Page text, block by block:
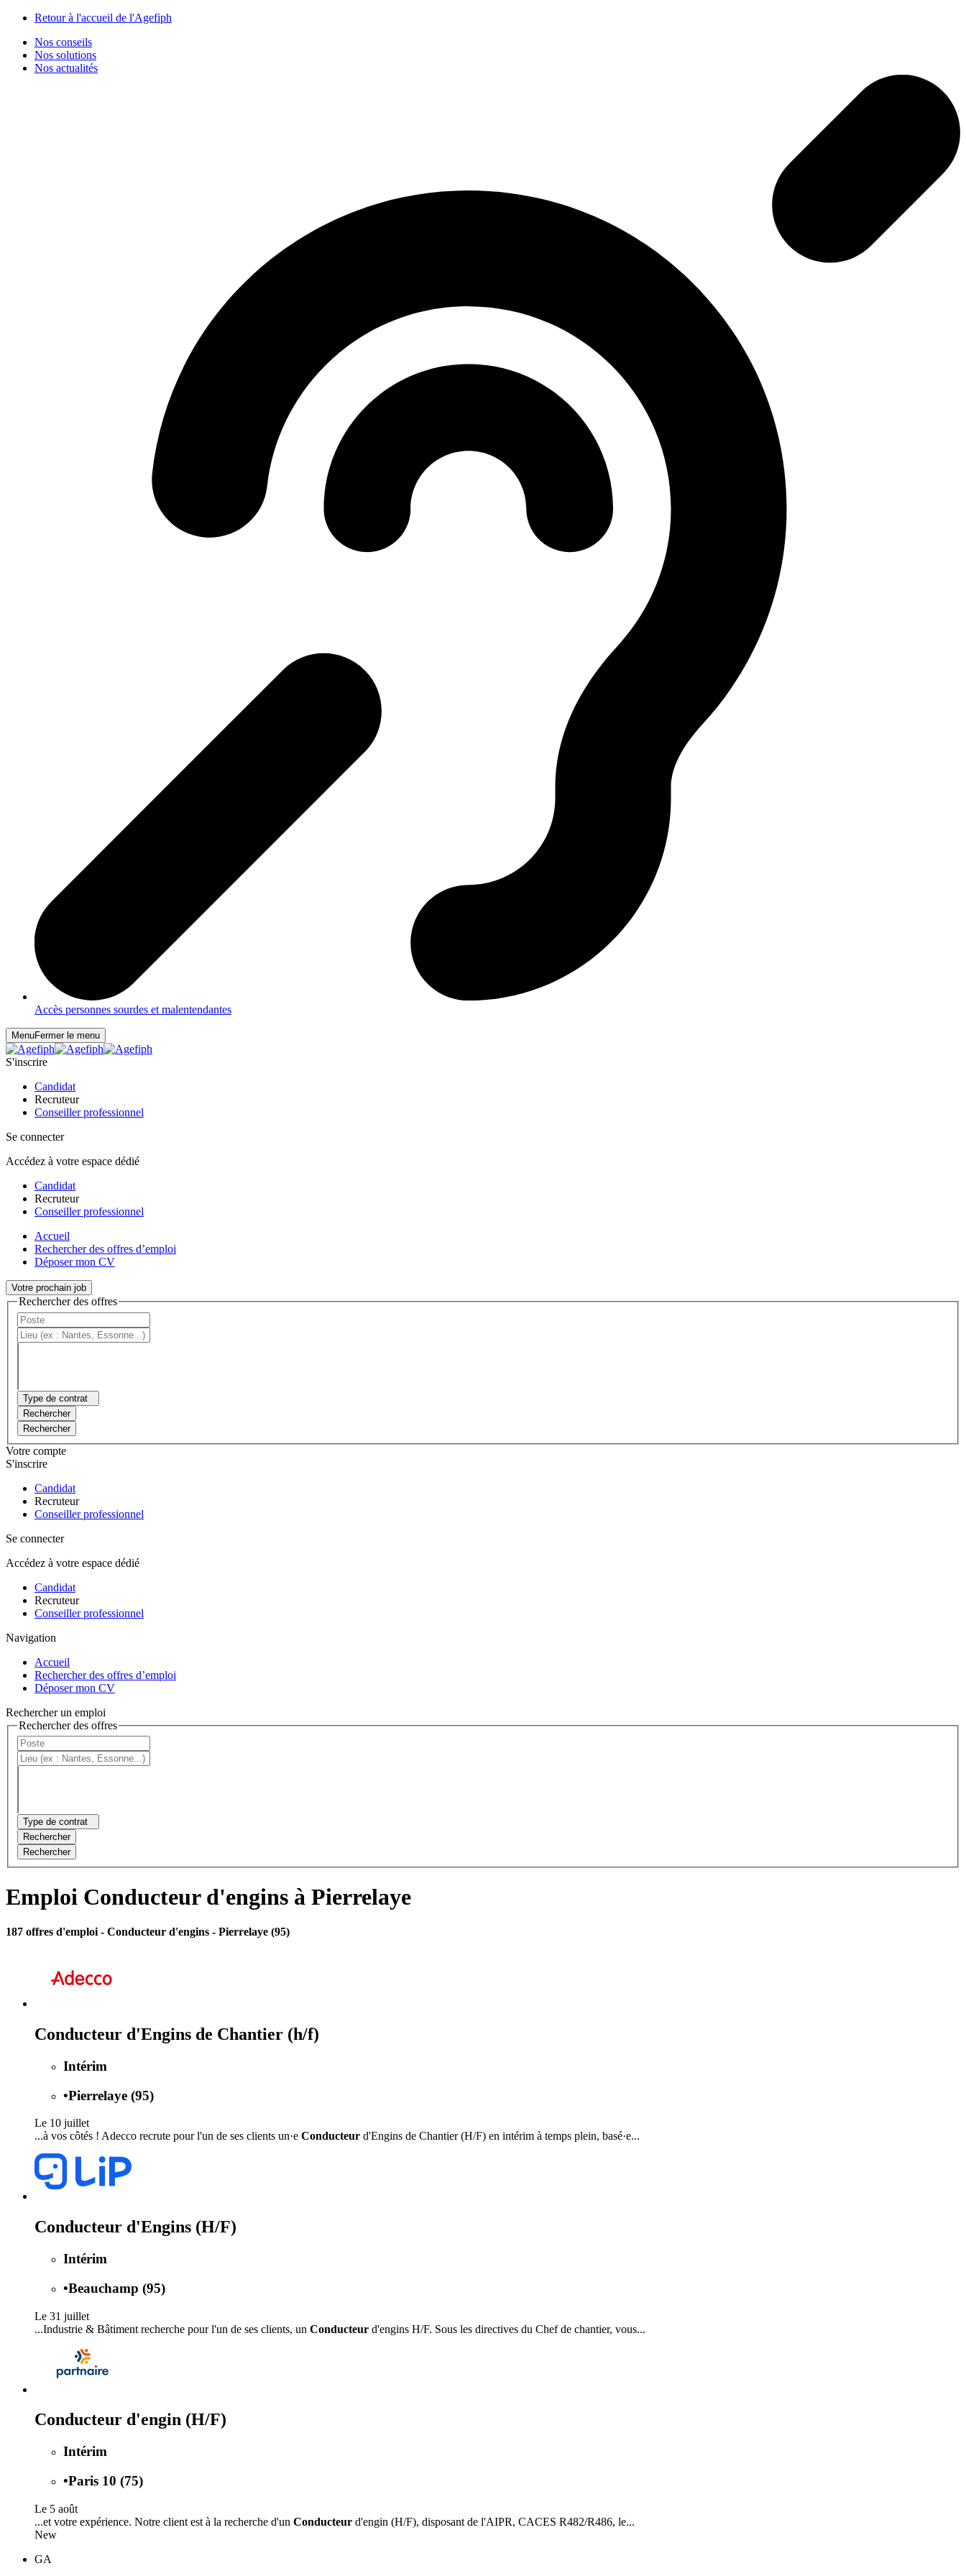
Retour à l'accueil de l'Agefiph
Nos conseils
Nos solutions
Nos actualités
Accès personnes sourdes et malentendantes
MenuFermer le menu
S'inscrire
Candidat
Recruteur
Conseiller professionnel
Se connecter
Accédez à votre espace dédié
Candidat
Recruteur
Conseiller professionnel
Accueil
Rechercher des offres d’emploi
Déposer mon CV
Votre prochain job
Rechercher des offres
Type de contrat
Rechercher
Rechercher
Votre compte
S'inscrire
Candidat
Recruteur
Conseiller professionnel
Se connecter
Accédez à votre espace dédié
Candidat
Recruteur
Conseiller professionnel
Navigation
Accueil
Rechercher des offres d’emploi
Déposer mon CV
Rechercher un emploi
Rechercher des offres
Type de contrat
Rechercher
Rechercher
Emploi Conducteur d'engins à Pierrelaye
187 offres d'emploi - Conducteur d'engins - Pierrelaye (95)
Conducteur d'Engins de Chantier (h/f)
Intérim
•Pierrelaye (95)
Le 10 juillet
...à vos côtés ! Adecco recrute pour l'un de ses clients un·e Conducteur d'Engins de Chantier (H/F) en intérim à temps plein, basé·e...
Conducteur d'Engins (H/F)
Intérim
•Beauchamp (95)
Le 31 juillet
...Industrie & Bâtiment recherche pour l'un de ses clients, un Conducteur d'engins H/F. Sous les directives du Chef de chantier, vous...
Conducteur d'engin (H/F)
Intérim
•Paris 10 (75)
Le 5 août
...et votre expérience. Notre client est à la recherche d'un Conducteur d'engin (H/F), disposant de l'AIPR, CACES R482/R486, le...
New
GA